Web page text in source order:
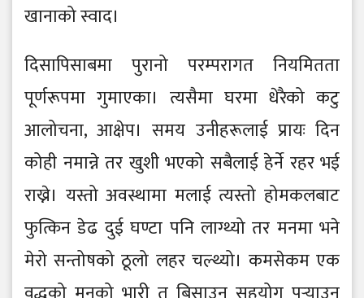
खानाको स्वाद।
दिसापिसाबमा पुरानो परम्परागत नियमितता
पूर्णरूपमा गुमाएका। त्यसैमा घरमा धेरैको कटु
आलोचना, आक्षेप। समय उनीहरूलाई प्रायः दिन
कोही नमान्ने तर खुशी भएको सबैलाई हेर्ने रहर भई
राख्ने। यस्तो अवस्थामा मलाई त्यस्तो होमकलबाट
फुत्किन डेढ दुई घण्टा पनि लाग्थ्यो तर मनमा भने
मेरो सन्तोषको ठूलो लहर चल्थ्यो। कमसेकम एक